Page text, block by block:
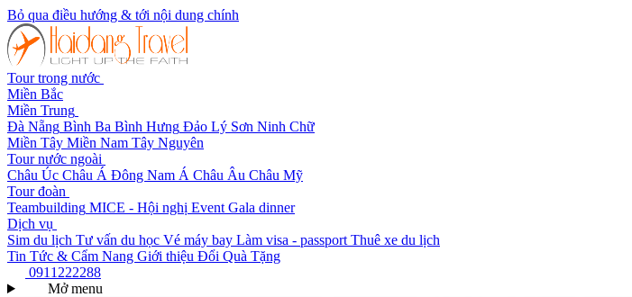
Bỏ qua điều hướng & tới nội dung chính
Tour trong nước
Miền Bắc
Miền Trung
Đà Nẵng Bình Ba Bình Hưng Đảo Lý Sơn Ninh Chữ
Miền Tây Miền Nam Tây Nguyên
Tour nước ngoài
Châu Úc Châu Á Đông Nam Á Châu Âu Châu Mỹ
Tour đoàn
Teambuilding MICE - Hội nghị Event Gala dinner
Dịch vụ
Sim du lịch Tư vấn du học Vé máy bay Làm visa - passport Thuê xe du lịch
Tin Tức & Cẩm Nang Giới thiệu Đổi Quà Tặng
0911222288
Mở menu